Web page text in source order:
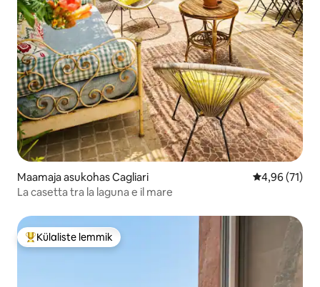
Maamaja asukohas Cagliari Keskmine
4,96 (71)
La casetta tra la laguna e il mare
Külaliste suur lemmik
Külaliste lemmik